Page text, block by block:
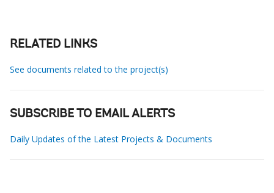
RELATED LINKS
See documents related to the project(s)
SUBSCRIBE TO EMAIL ALERTS
Daily Updates of the Latest Projects & Documents